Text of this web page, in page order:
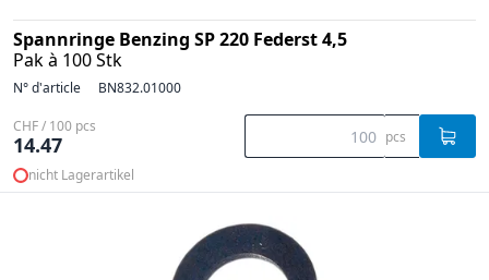
Spannringe Benzing SP 220 Federst 4,5
Pak à 100 Stk
N° d'article BN832.01000
CHF / 100 pcs
14.47 pcs
nicht Lagerartikel